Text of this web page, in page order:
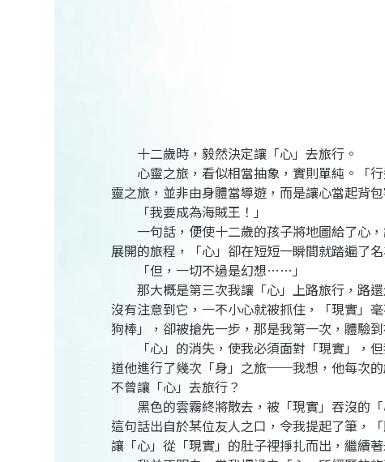
十二歲時，毅然決定讓「心」去旅行。
心靈之旅，看似相當抽象，實則單純。「行
靈之旅，並非由身體當導遊，而是讓心當起背
「我要成為海賊王！」
一句話，便使十二歲的孩子將地圖給了心
展開的旅程，「心」卻在短短一瞬間就踏遍了
「但，一切不過是幻想……」
那大概是第三次我讓「心」上路旅行，路還
沒有注意到它，一不小心就被抓住，「現實」
狗棒」，卻被搶先一步，那是我第一次，體驗
「心」的消失，使我必須面對「現實」，但
道他進行了幾次「身」之旅──我想，他每次
不曾讓「心」去旅行？
黑色的雲霧終將散去，被「現實」吞沒的「
這句話出自於某位友人之口，令我提起了筆，
讓「心」從「現實」的肚子裡掙扎而出，繼續